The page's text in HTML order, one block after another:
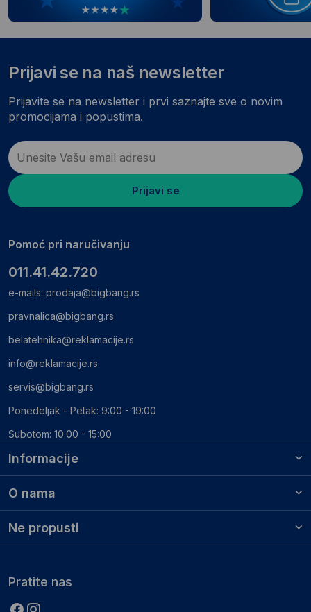
Informacije
O nama
Ne propusti
Prijavi se na naš newsletter
Prijavite se na newsletter i prvi saznajte sve o novim
promocijama i popustima.
Prijavi se
Pomoć pri naručivanju
011.41.42.720
e-mails: prodaja@bigbang.rs
pravnalica@bigbang.rs
belatehnika@reklamacije.rs
info@reklamacije.rs
servis@bigbang.rs
Ponedeljak - Petak: 9:00 - 19:00
Subotom: 10:00 - 15:00
Pratite nas